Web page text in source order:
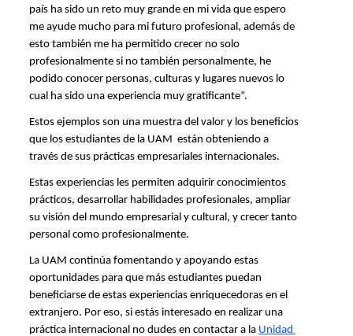
país ha sido un reto muy grande en mi vida que espero
me ayude mucho para mi futuro profesional, además de
esto también me ha permitido crecer no solo
profesionalmente si no también personalmente, he
podido conocer personas, culturas y lugares nuevos lo
cual ha sido una experiencia muy gratificante”.
Estos ejemplos son una muestra del valor y los beneficios
que los estudiantes de la UAM  están obteniendo a
través de sus prácticas empresariales internacionales.
Estas experiencias les permiten adquirir conocimientos
prácticos, desarrollar habilidades profesionales, ampliar
su visión del mundo empresarial y cultural, y crecer tanto
personal como profesionalmente.
La UAM continúa fomentando y apoyando estas
oportunidades para que más estudiantes puedan
beneficiarse de estas experiencias enriquecedoras en el
extranjero. Por eso, si estás interesado en realizar una
práctica internacional no dudes en contactar a la Unidad